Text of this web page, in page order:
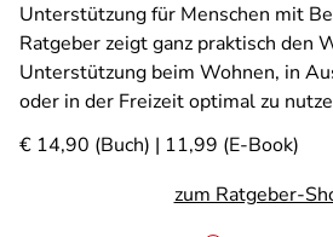
Unterstützung für Menschen mit
Ratgeber zeigt ganz praktisch den
Unterstützung beim Wohnen, in
oder in der Freizeit optimal zu
€ 14,90 (Buch) | 11,99 (E-Book)
zum Ratgeber-